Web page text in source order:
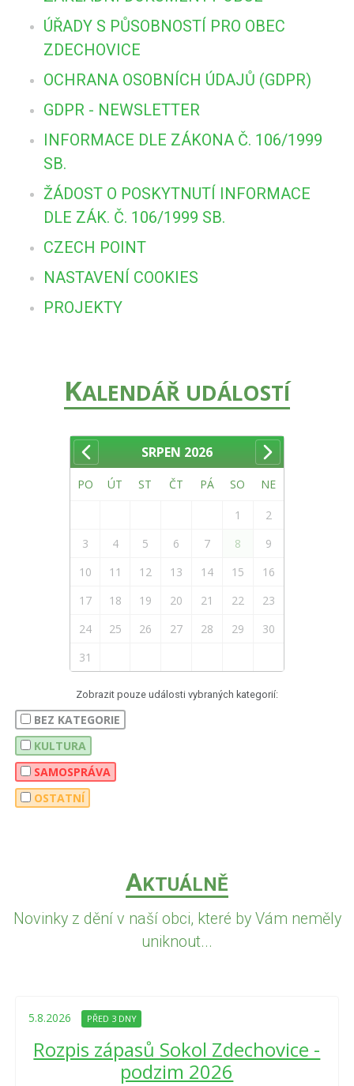
ÚŘADY S PŮSOBNOSTÍ PRO OBEC
ZDECHOVICE
OCHRANA OSOBNÍCH ÚDAJŮ (GDPR)
GDPR - NEWSLETTER
INFORMACE DLE ZÁKONA Č. 106/1999
SB.
ŽÁDOST O POSKYTNUTÍ INFORMACE
DLE ZÁK. Č. 106/1999 SB.
CZECH POINT
NASTAVENÍ COOKIES
PROJEKTY
KALENDÁŘ UDÁLOSTÍ
SRPEN 2026
PO ÚT ST ČT PÁ SO NE
1
2
3
4 5 6 7 8
9
10
11 12 13 14 15
16
17
18 19 20 21 22
23
24
25 26 27 28 29
30
31
Zobrazit pouze události vybraných kategorií:
BEZ KATEGORIE
KULTURA
SAMOSPRÁVA
OSTATNÍ
AKTUÁLNĚ
Novinky z dění v naší obci, které by Vám neměly
uniknout...
5.8.2026 PŘED 3 DNY
Rozpis zápasů Sokol Zdechovice -
podzim 2026